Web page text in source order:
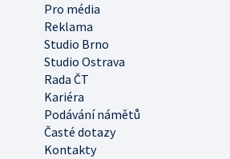
Pro média
Reklama
Studio Brno
Studio Ostrava
Rada ČT
Kariéra
Podávání námětů
Časté dotazy
Kontakty